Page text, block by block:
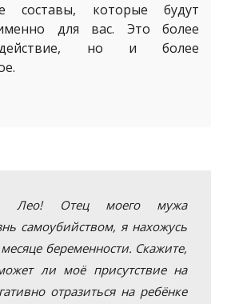
составы, которые будут
для вас. Это более
но и более
Лео! Отец моего мужа
самоубийством, я нахожусь
беременности. Скажите,
ли моё присутствие на
отразиться на ребёнке